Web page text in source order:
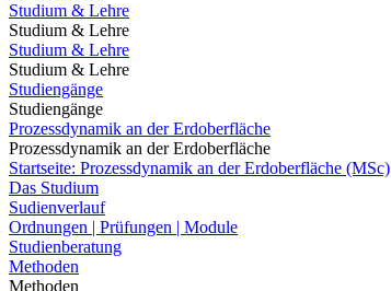
Studium & Lehre
Studium & Lehre
Studium & Lehre
Studium & Lehre
Studiengänge
Studiengänge
Prozessdynamik an der Erdoberfläche
Prozessdynamik an der Erdoberfläche
Startseite: Prozessdynamik an der Erdoberfläche (MSc)
Das Studium
Sudienverlauf
Ordnungen | Prüfungen | Module
Studienberatung
Methoden
Methoden